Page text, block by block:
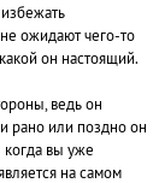
ожидают чего-то
он настоящий.
ведь он
рано или поздно он
вы уже
на самом